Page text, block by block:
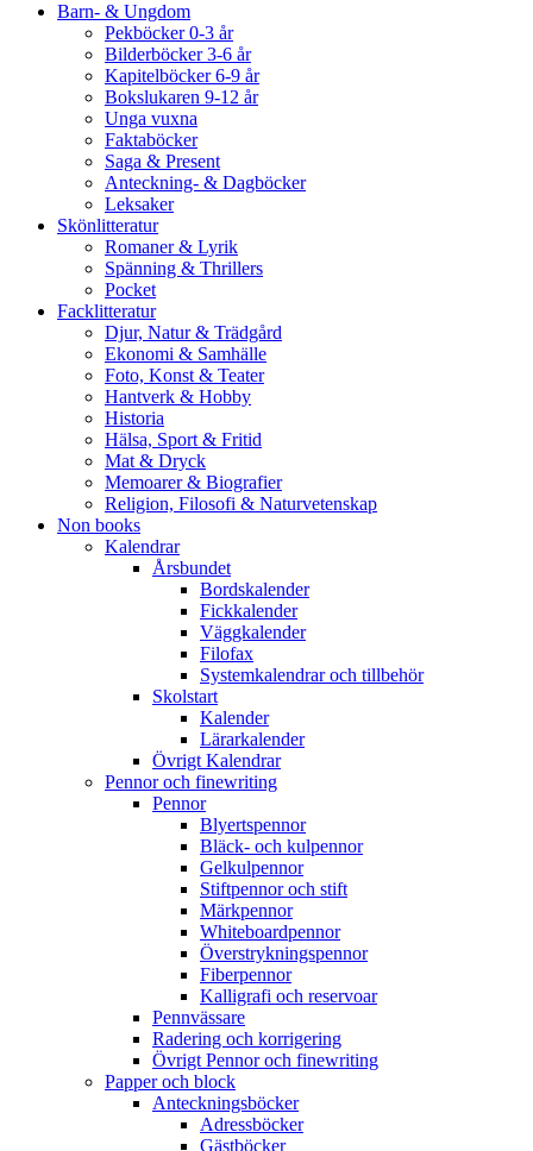
Barn- & Ungdom
Pekböcker 0-3 år
Bilderböcker 3-6 år
Kapitelböcker 6-9 år
Bokslukaren 9-12 år
Unga vuxna
Faktaböcker
Saga & Present
Anteckning- & Dagböcker
Leksaker
Skönlitteratur
Romaner & Lyrik
Spänning & Thrillers
Pocket
Facklitteratur
Djur, Natur & Trädgård
Ekonomi & Samhälle
Foto, Konst & Teater
Hantverk & Hobby
Historia
Hälsa, Sport & Fritid
Mat & Dryck
Memoarer & Biografier
Religion, Filosofi & Naturvetenskap
Non books
Kalendrar
Årsbundet
Bordskalender
Fickkalender
Väggkalender
Filofax
Systemkalendrar och tillbehör
Skolstart
Kalender
Lärarkalender
Övrigt Kalendrar
Pennor och finewriting
Pennor
Blyertspennor
Bläck- och kulpennor
Gelkulpennor
Stiftpennor och stift
Märkpennor
Whiteboardpennor
Överstrykningspennor
Fiberpennor
Kalligrafi och reservoar
Pennvässare
Radering och korrigering
Övrigt Pennor och finewriting
Papper och block
Anteckningsböcker
Adressböcker
Gästböcker